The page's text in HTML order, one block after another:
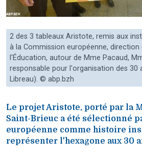
2 des 3 tableaux Aristote, remis aux
à la Commission européenne, direction
l'Éducation, autour de Mme Pacaud,
responsable pour l'organisation des 30
Libreau). © abp.bzh
Le projet Aristote, porté par la
Saint-Brieuc a été sélectionné
européenne comme histoire
représenter l'hexagone aux 30